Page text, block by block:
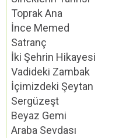
Toprak Ana
İnce Memed
Satranç
İki Şehrin Hikayesi
Vadideki Zambak
İçimizdeki Şeytan
Sergüzeşt
Beyaz Gemi
Araba Sevdası